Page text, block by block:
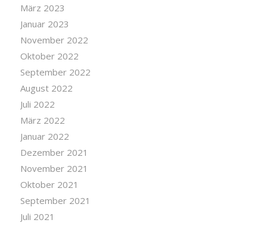
März 2023
Januar 2023
November 2022
Oktober 2022
September 2022
August 2022
Juli 2022
März 2022
Januar 2022
Dezember 2021
November 2021
Oktober 2021
September 2021
Juli 2021